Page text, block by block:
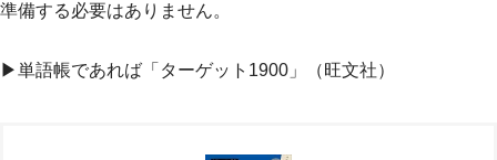
準備する必要はありません。
▶︎単語帳であれば「ターゲット1900」（旺文社）